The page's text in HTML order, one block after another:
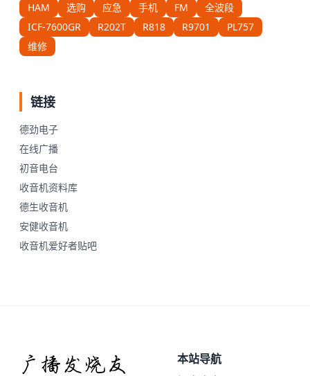
HAM
选购 应急 手机 FM
全波段
ICF-7600GR
R202T R818 R9701
PL757
维修
链接
德劲电子
在线广播
初音电台
收音机资料库
德生收音机
安健收音机
收音机爱好者贴吧
本站导航